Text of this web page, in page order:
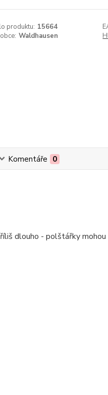
produktu: 15664
Waldhausen
Komentáře 0
dlouho - polštářky